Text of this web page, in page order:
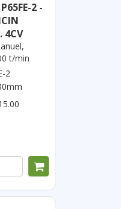
2 -
4CV
t/min
2